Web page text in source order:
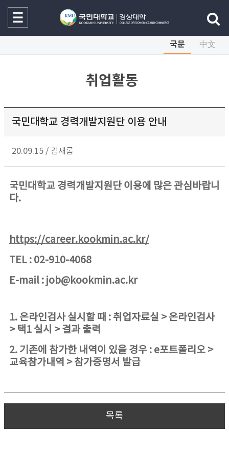
국문 中文
취업활동
국민대학교 경력개발지원단 이용 안내
20.09.15 / 김새롬
국민대학교 경력개발지원단 이용에 많은 관심바랍니
다.
https://career.kookmin.ac.kr/
TEL : 02-910-4068
E-mail : job@kookmin.ac.kr
1. 온라인검사 실시할 때 : 취업자료실 > 온라인검사
> 택1 실시 > 결과 출력
2. 기존에 참가한 내역이 있을 경우 : e포트폴리오 >
교육참가내역 > 참가증명서 발급
목록